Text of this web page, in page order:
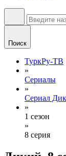
Поиск
ТуркРу-ТВ
»
Сериалы
»
Сериал
»
1 сезон
»
8 серия